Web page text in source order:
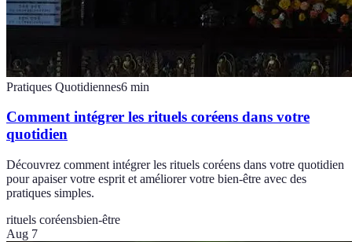
Pratiques Quotidiennes6 min
Comment intégrer les rituels coréens dans votre
quotidien
Découvrez comment intégrer les rituels coréens dans votre quotidien
pour apaiser votre esprit et améliorer votre bien-être avec des
pratiques simples.
rituels coréensbien-être
Aug 7